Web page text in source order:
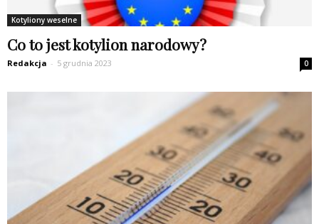
Kotyliony weselne
Co to jest kotylion narodowy?
Redakcja - 5 grudnia 2023 0